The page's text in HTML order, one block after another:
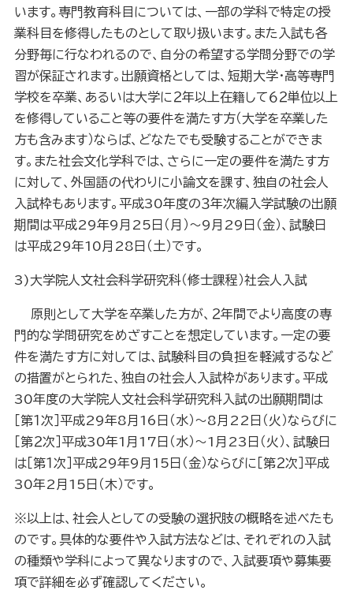
います。専門教育科目については、一部の学科で特定の授
業科目を修得したものとして取り扱います。また入試も各
分野毎に行なわれるので、自分の希望する学問分野での学
習が保証されます。出願資格としては、短期大学・高等専門
学校を卒業、あるいは大学に２年以上在籍して６２単位以上
を修得していること等の要件を満たす方（大学を卒業した
方も含みます）ならば、どなたでも受験することができま
す。また社会文化学科では、さらに一定の要件を満たす方
に対して、外国語の代わりに小論文を課す、独自の社会人
入試枠もあります。平成30年度の３年次編入学試験の出願
期間は平成29年9月25日（月）～9月29日（金）、試験日
は平成29年10月28日（土）です。
3)大学院人文社会科学研究科（修士課程）社会人入試
原則として大学を卒業した方が、２年間でより高度の専
門的な学問研究をめざすことを想定しています。一定の要
件を満たす方に対しては、試験科目の負担を軽減するなど
の措置がとられた、独自の社会人入試枠があります。平成
30年度の大学院人文社会科学研究科入試の出願期間は
［第１次］平成29年8月16日（水）～8月 22 日（火）ならびに
［第２次］平成30年1月17日（水）～1月23日（火）、試験日
は［第１次］平成29年9月15日（金）ならびに［第２次］平成
30年2月15日（木）です。
※以上は、社会人としての受験の選択肢の概略を述べたも
のです。具体的な要件や入試方法などは、それぞれの入試
の種類や学科によって異なりますので、入試要項や募集要
項で詳細を必ず確認してください。